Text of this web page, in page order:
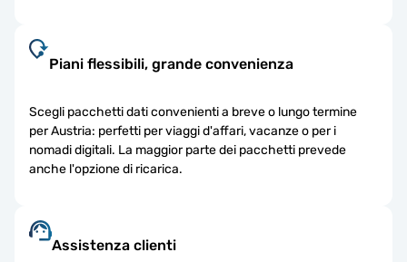
Piani flessibili, grande convenienza
Scegli pacchetti dati convenienti a breve o lungo termine
per Austria: perfetti per viaggi d'affari, vacanze o per i
nomadi digitali. La maggior parte dei pacchetti prevede
anche l'opzione di ricarica.
Assistenza clienti